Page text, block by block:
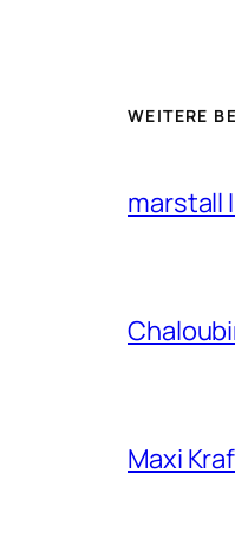
WEITERE
marstall
Maxi